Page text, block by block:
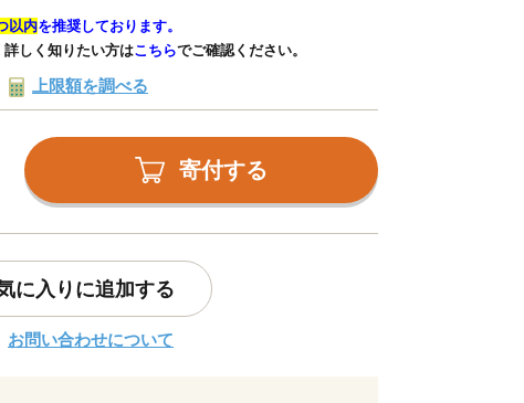
以内を推奨しております。
しく知りたい方はこちらでご確認ください。
上限額を調べる
寄付する
に入りに追加する
お問い合わせについて